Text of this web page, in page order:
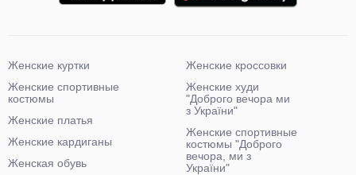
Женские куртки
Женские спортивные
костюмы
Женские платья
Женские кардиганы
Женская обувь
Женские кроссовки
Женские худи
"Доброго вечора ми
з України"
Женские спортивные
костюмы "Доброго
вечора, ми з
України"